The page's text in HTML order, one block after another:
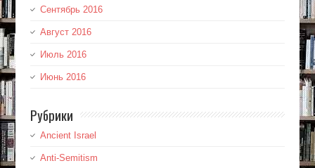
Сентябрь 2016
Август 2016
Июль 2016
Июнь 2016
Рубрики
Ancient Israel
Anti-Semitism